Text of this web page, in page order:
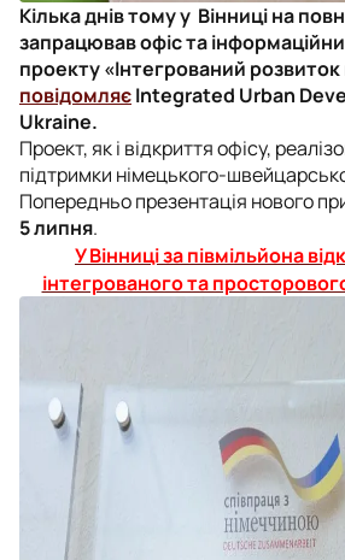
Кілька днів тому у Вінниці на
запрацював офіс та
проекту «Інтегрований
повідомляєIntegrated Urban
Ukraine.
Проект, як і відкриття офісу,
підтримки німецького-
Попередньо презентація нового
5 липня.
У Вінниці за півмільйона
інтегрованого та